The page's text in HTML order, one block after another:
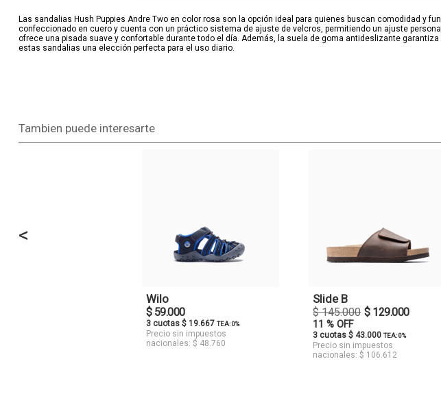
Las sandalias Hush Puppies Andre Two en color rosa son la opción ideal para quienes buscan comodidad y
confeccionado en cuero y cuenta con un práctico sistema de ajuste de velcros, permitiendo un ajuste
ofrece una pisada suave y confortable durante todo el día. Además, la suela de goma antideslizante
estas sandalias una elección perfecta para el uso diario.
Tambien puede interesarte
<
Wilo
$ 59.000
3 cuotas $ 19.667 TEA: 0%
Precio sin impuestos
nacionales: $ 48.760
Slide B
$ 145.000 $ 129.000
11 % OFF
3 cuotas $ 43.000TEA: 0%
Precio sin impuestos
nacionales: $ 106.612